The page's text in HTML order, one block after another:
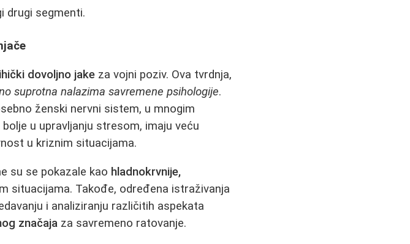
drugi segmenti.
dovoljno jake za vojni poziv. Ova tvrdnja,
suprotna nalazima savremene psihologije.
ženski nervni sistem, u mnogim
u upravljanju stresom, imaju veću
u kriznim situacijama.
su se pokazale kao hladnokrvnije,
situacijama. Takođe, određena istraživanja
i analiziranju različitih aspekata
značaja za savremeno ratovanje.